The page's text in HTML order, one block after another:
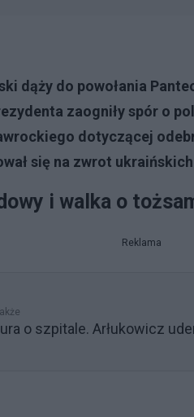
dąży do powołania
zaogniły spór o
dotyczącej
się na zwrot
i walka o
Reklama
o szpitale. Arłukowicz